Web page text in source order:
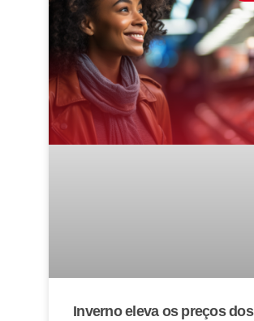
Inverno eleva os preços dos